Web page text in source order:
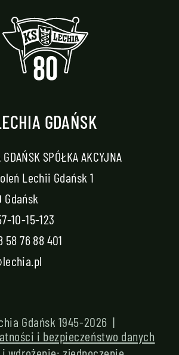
GDAŃSK
SPÓŁKA AKCYJNA
Lechii Gdańsk 1
10-15-123
58 76 88 401
Gdańsk 1945-2026 |
i bezpieczeństwo danych